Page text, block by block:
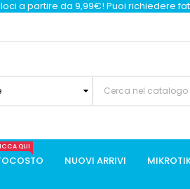
a partire da 9,99€! Puoi richiedere
QUI
NUOVI ARRIVI